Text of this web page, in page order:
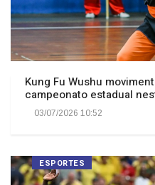
Kung Fu Wushu
campeonato estadual
03/07/2026 10:52
ESPORTES